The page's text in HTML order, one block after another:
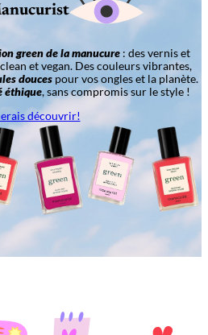
green de la manucure: des vernis et
et vegan. Des couleurs vibrantes,
douces pour vos ongles et la planète.
éthique, sans compromis sur le style !
découvrir!